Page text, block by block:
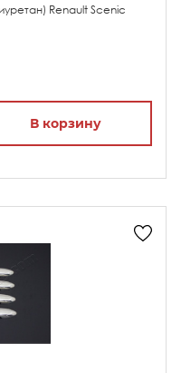
Renault Scenic
В корзину